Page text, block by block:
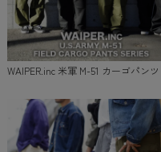
WAIPER.inc 米軍 M-51 カーゴパンツ